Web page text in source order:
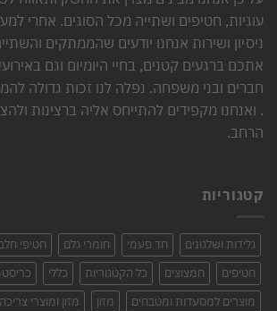
ניסיון ושירות אנחנו יודעים שהממתקים
אתכם ברגעים קטנים, בחיי היומיום וגם
חברים ובני משפחה. נפלה לנו זכות גדולה
. ואנחנו מקפידים להתייחס אליה ברצינות
הרחב.
קטגוריות
גלידות ושלגונים חד פעמי חומרי גלם
חטיפי
חטיפים
חמצוצים כל הקטגוריות כללי
מוצרים למסעדות ומטבחים
מזון מזון ומוצרי צריכה